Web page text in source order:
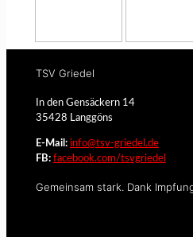
TSV Griedel
In den Gensäckern 14
35428 Langgöns
E-Mail: info@tsv-griedel.de
FB: facebook.com/tsvgriedel
Gemeinsam stark. Dank